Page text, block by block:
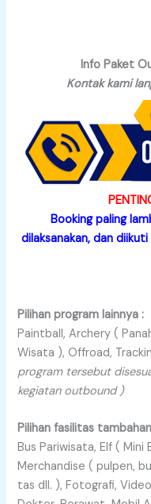
Info Paket
Kontak kami
Booking paling
dilaksanakan, dan
Pilihan program lainnya :
Paintball, Archery (
Wisata ), Offroad,
program tersebut
kegiatan outbound )
Pilihan fasilitas
Bus Pariwisata, Elf ( Mini
Merchandise ( pulpen,
tas dll. ), Fotografi,